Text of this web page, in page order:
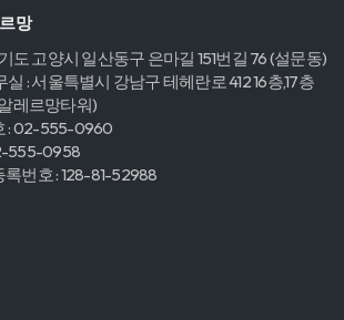
망
도 고양시 일산동구 은마길 151번길 76 (설문동)
실 : 서울특별시 강남구 테헤란로 412 16층,17층
레르망타워)
: 02-555-0960
555-0958
번호 : 128-81-52988